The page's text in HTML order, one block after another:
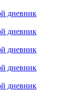
дневник
дневник
дневник
дневник
дневник